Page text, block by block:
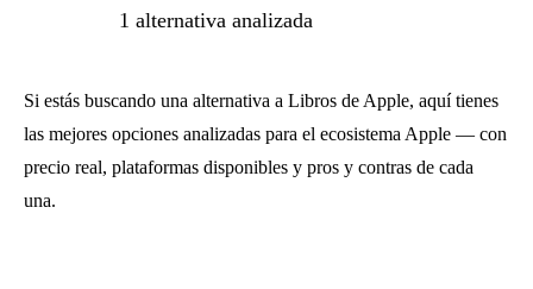
1 alternativa analizada
Si estás buscando una alternativa a Libros de Apple, aquí tienes
las mejores opciones analizadas para el ecosistema Apple — con
precio real, plataformas disponibles y pros y contras de cada
una.